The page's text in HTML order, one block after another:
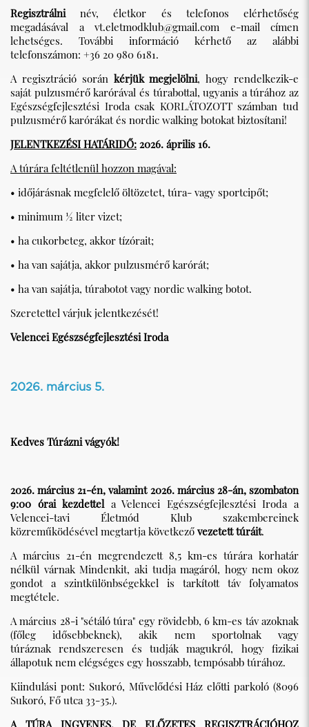
Regisztrálni név, életkor és telefonos elérhetőség
megadásával a vt.eletmodklub@gmail.com e-mail címen
lehetséges. További információ kérhető az alábbi
telefonszámon: +36 20 980 6181.
A regisztráció során kérjük megjelölni, hogy rendelkezik-e
saját pulzusmérő karórával és túrabottal, ugyanis a túrához az
Egészségfejlesztési Iroda csak KORLÁTOZOTT számban tud
pulzusmérő karórákat és nordic walking botokat biztosítani!
JELENTKEZÉSI HATÁRIDŐ: 2026. április 16.
A túrára feltétlenül hozzon magával:
• időjárásnak megfelelő öltözetet, túra- vagy sportcipőt;
• minimum ½ liter vizet;
• ha cukorbeteg, akkor tízórait;
• ha van sajátja, akkor pulzusmérő karórát;
• ha van sajátja, túrabotot vagy nordic walking botot.
Szeretettel várjuk jelentkezését!
Velencei Egészségfejlesztési Iroda
2026. március 5.
Kedves Túrázni vágyók!
2026. március 21-én, valamint 2026. március 28-án, szombaton
9:00 órai kezdettel a Velencei Egészségfejlesztési Iroda a
Velencei-tavi Életmód Klub szakembereinek
közreműködésével megtartja következő vezetett túráit.
A március 21-én megrendezett 8,5 km-es túrára korhatár
nélkül várnak Mindenkit, aki tudja magáról, hogy nem okoz
gondot a szintkülönbségekkel is tarkított táv folyamatos
megtétele.
A március 28-i "sétáló túra" egy rövidebb, 6 km-es táv azoknak
(főleg idősebbeknek), akik nem sportolnak vagy
túráznak rendszeresen és tudják magukról, hogy fizikai
állapotuk nem elégséges egy hosszabb, tempósabb túrához.
Kiindulási pont: Sukoró, Művelődési Ház előtti parkoló (8096
Sukoró, Fő utca 33-35.).
A TÚRA INGYENES, DE ELŐZETES REGISZTRÁCIÓHOZ